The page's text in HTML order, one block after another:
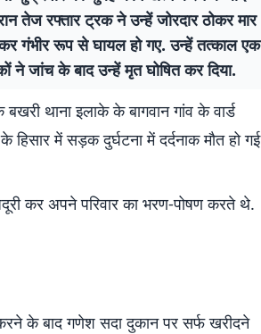
तेज रफ्तार ट्रक ने उन्हें जोरदार ठोकर मार
गंभीर रूप से घायल हो गए. उन्हें तत्काल एक
ने जांच के बाद उन्हें मृत घोषित कर दिया.
थाना इलाके के बागवान गांव के वार्ड
हिसार में सड़क दुर्घटना में दर्दनाक मौत हो गई
कर अपने परिवार का भरण-पोषण करते थे.
के बाद गणेश सदा दुकान पर सर्फ खरीदने